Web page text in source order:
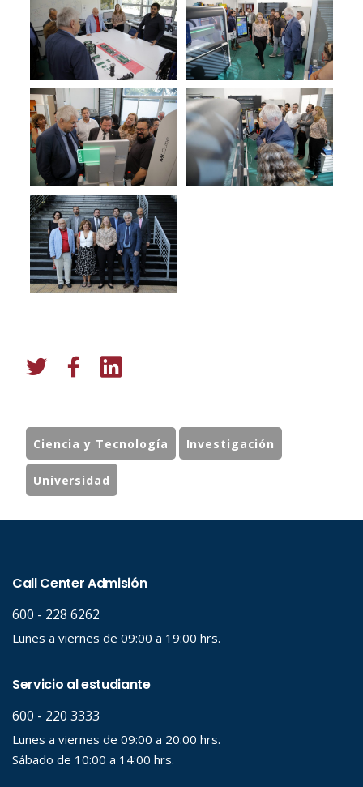
Ciencia y Tecnología Investigación
Universidad